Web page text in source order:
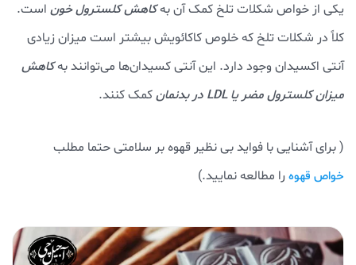
یکی از خواص شکلات تلخ کمک آن بهکاهش کلسترول خون است.
کلاً در شکلات تلخ که خلوص کاکائویش بیشتر است میزان زیادی
آنتی اکسیدان وجود دارد. این آنتی کسیدان‌ها می‌توانند بهکاهش
میزان کلسترول مضر یا LDL در بدنمان
کمک کنند.
( برای آشنایی با فواید بی نظیر قهوه بر سلامتی حتما مطلب
خواص قهوه را مطالعه نمایید.)